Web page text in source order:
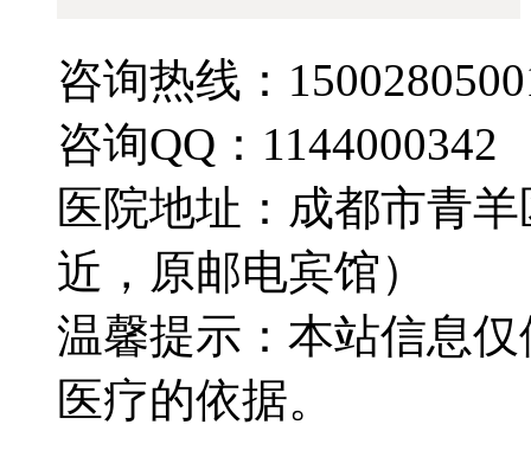
咨询热线：
咨询QQ：1144000342
医院地址：成都市青
近，原邮电宾馆）
温馨提示：本站信息
医疗的依据。